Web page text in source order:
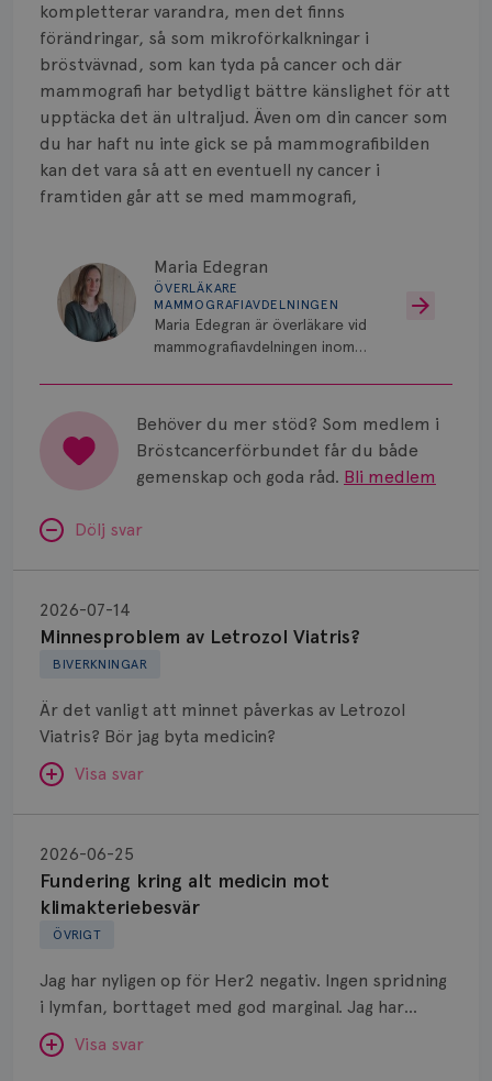
kompletterar varandra, men det finns
förändringar, så som mikroförkalkningar i
bröstvävnad, som kan tyda på cancer och där
mammografi har betydligt bättre känslighet för att
upptäcka det än ultraljud. Även om din cancer som
du har haft nu inte gick se på mammografibilden
kan det vara så att en eventuell ny cancer i
framtiden går att se med mammografi,
Maria Edegran
ÖVERLÄKARE
MAMMOGRAFIAVDELNINGEN
Maria Edegran är överläkare vid
mammografiavdelningen inom
Behöver du mer stöd? Som medlem i
Bröstcancerförbundet får du både
gemenskap och goda råd. Bli medlem
Dölj svar
BIVERKNINGAR
Minnesproblem av Letrozol Viatris?
2026-07-14
Är det vanligt att minnet påverkas av Letrozol
Viatris? Bör jag byta medicin?
Visa svar
SVAR:
Hej. Oavsett vilken hormonsänkande behandling
(men även cytostatika) man får så kan en del
uppleva negativ påverkan på minnet. Prata din
märke eller annan aromatashämmare. Det kan ofta
vara bra att ha en paus först, för att se att
besvären blir bättre, men bäst är att prata med
Letrozol
Viatris?
ÖVRIGT
Fundering kring alt medicin mot
klimakteriebesvär
2026-06-25
Jag har nyligen op för Her2 negativ. Ingen spridning
i lymfan, borttaget med god marginal. Jag har
genomgått en 5 dagars strålning och är färdig
behandlad. Efter att jag nu slutat med östrogen-
Visa svar
kring
medicin